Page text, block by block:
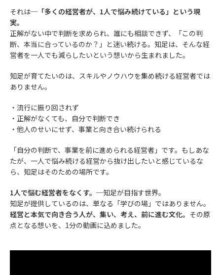
それは─ 「多くの経営者が、1人で悩み続けている」という現
実。
正解がない中で判断を求められ、誰にも相談できず、「この判
断、本当に合っているのか？」と迷い続ける。知足は、そんな経
営者を一人でも減らしたいという想いから生まれました。
知足が育てたいのは、スキルやノウハウを集め続ける経営者では
ありません。
・流行に振り回されず
・正解がなくても、自分で判断でき
・他人のせいにせず、事業と向き合い続けられる
「自分の判断で、事業を前に進められる経営者」です。もしあな
たが、一人で悩み続ける経営から抜け出したいと感じているな
ら、知足はそのための場所です。
1人で悩む経営者をなくす。 ─知足が目指す世界。
知足が提供しているのは、単なる「学びの場」ではありません。
経営と本気で向き合う人が、集い、考え、前に進む文化。 その原
点となる想いを、1分の動画に込めました。